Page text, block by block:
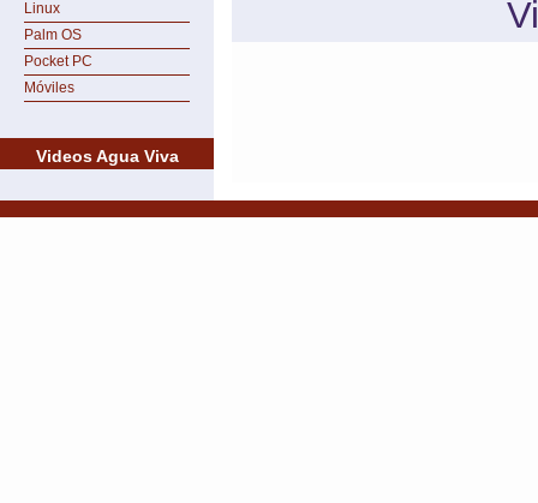
Linux
Palm OS
Pocket PC
Móviles
Videos Agua Viva